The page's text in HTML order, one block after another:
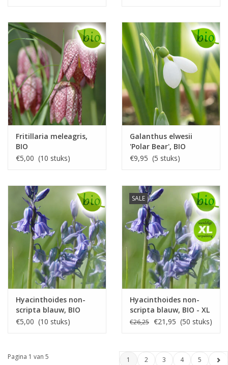
Fritillaria meleagris,
BIO
€5,00 (10 stuks)
Galanthus elwesii
'Polar Bear', BIO
€9,95 (5 stuks)
Hyacinthoides non-
scripta blauw, BIO
€5,00 (10 stuks)
SALE
Hyacinthoides non-
scripta blauw, BIO - XL
voordeelverpakking
€26,25 €21,95 (50 stuks)
Pagina 1 van 5 1 2 3 4 5